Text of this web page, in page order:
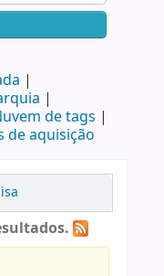
de tags
de aquisição